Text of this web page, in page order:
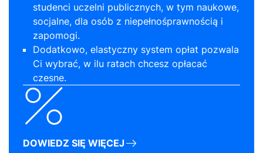
studenci uczelni publicznych, w tym naukowe,
socjalne, dla osób z niepełnośprawnością i
zapomogi.
Dodatkowo, elastyczny system opłat pozwala
Ci wybrać, w ilu ratach chcesz opłacać
czesne.
DOWIEDZ SIĘ WIĘCEJ